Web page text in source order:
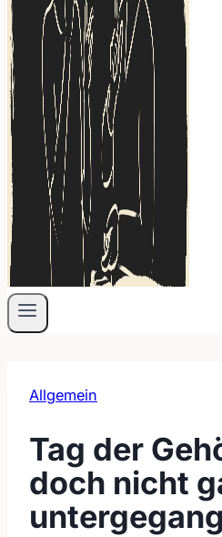
Allgemein
Tag der
doch nicht